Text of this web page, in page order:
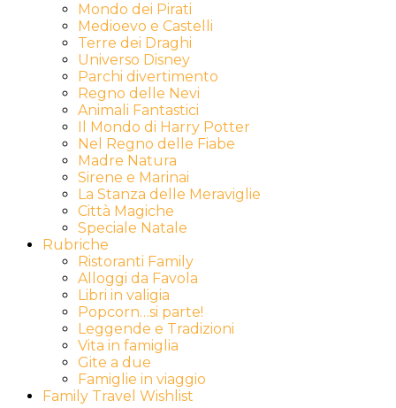
Mondo dei Pirati
Medioevo e Castelli
Terre dei Draghi
Universo Disney
Parchi divertimento
Regno delle Nevi
Animali Fantastici
Il Mondo di Harry Potter
Nel Regno delle Fiabe
Madre Natura
Sirene e Marinai
La Stanza delle Meraviglie
Città Magiche
Speciale Natale
Rubriche
Ristoranti Family
Alloggi da Favola
Libri in valigia
Popcorn…si parte!
Leggende e Tradizioni
Vita in famiglia
Gite a due
Famiglie in viaggio
Family Travel Wishlist